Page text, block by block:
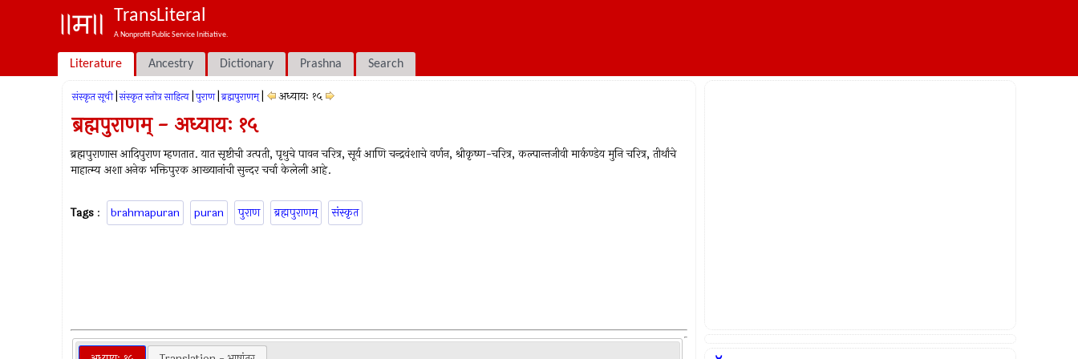
TransLiteral
A Nonprofit Public Service Initiative.
Literature Ancestry Dictionary Prashna Search
संस्कृत सूची संस्कृत स्तोत्र साहित्य पुराण ब्रह्मपुराणम् अध्यायः १५
ब्रह्मपुराणम् - अध्यायः १५
ब्रह्मपुराणास आदिपुराण म्हणतात. यात सृष्टीची उत्पती, पृथुचे पावन चरित्र, सूर्य आणि चन्द्रवंशाचे वर्णन, श्रीकृष्ण-चरित्र, कल्पान्तजीवी मार्कण्डेय मुनि चरित्र, तीर्थांचे
माहात्म्य अशा अनेक भक्तिपुरक आख्यानांची सुन्दर चर्चा केलेली आहे.
Tags : brahmapuran puran पुराण ब्रह्मपुराणम् संस्कृत